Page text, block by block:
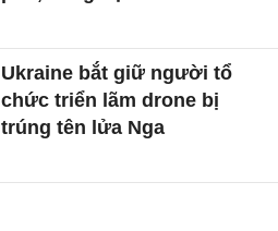
Ukraine bắt giữ người tổ
chức triển lãm drone bị
trúng tên lửa Nga